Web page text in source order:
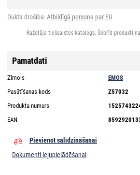
Dukta drošība:Atbildīgā persona par EU
Ražotāja tiešsaistes katalogs. Šobrīd produkti
Pamatdati
Zīmols
EMOS
Pasūtīšanas kods
Z57032
Produkta numurs
EAN
Pievienot salīdzināšanai
Dokumenti lejupielādēšanai